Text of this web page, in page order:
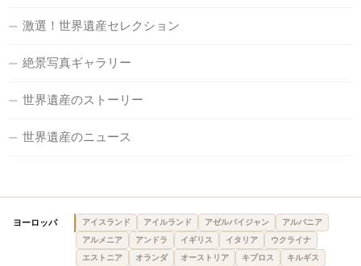
激選！世界遺産セレクション
絶景写真ギャラリー
世界遺産のストーリー
世界遺産のニュース
ヨーロッパ アイスランド アイルランド アゼルバイジャン
アルバニア
アルメニア
アンドラ イギリス イタリア
ウクライナ
エストニア
オランダ オーストリア キプロス
キルギス